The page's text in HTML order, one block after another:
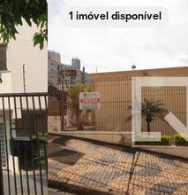
1 imóvel disponível